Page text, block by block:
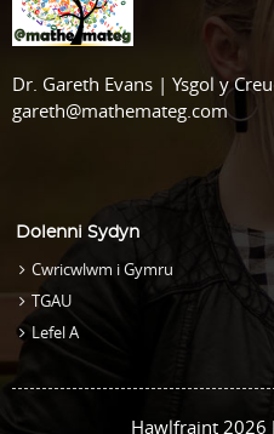
Dr. Gareth Evans | Ysgol y
gareth@mathemateg.com
Dolenni Sydyn
Cwricwlwm i Gymru
TGAU
Lefel A
Hawlfraint 2026